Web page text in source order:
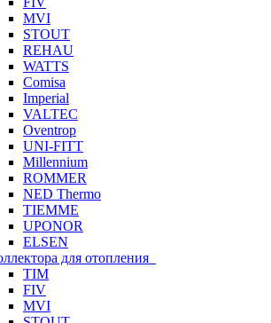
MVI
STOUT
REHAU
WATTS
Comisa
Imperial
VALTEC
Oventrop
UNI-FITT
Millennium
ROMMER
NED Thermo
TIEMME
UPONOR
ELSEN
для отопления
TIM
FIV
MVI